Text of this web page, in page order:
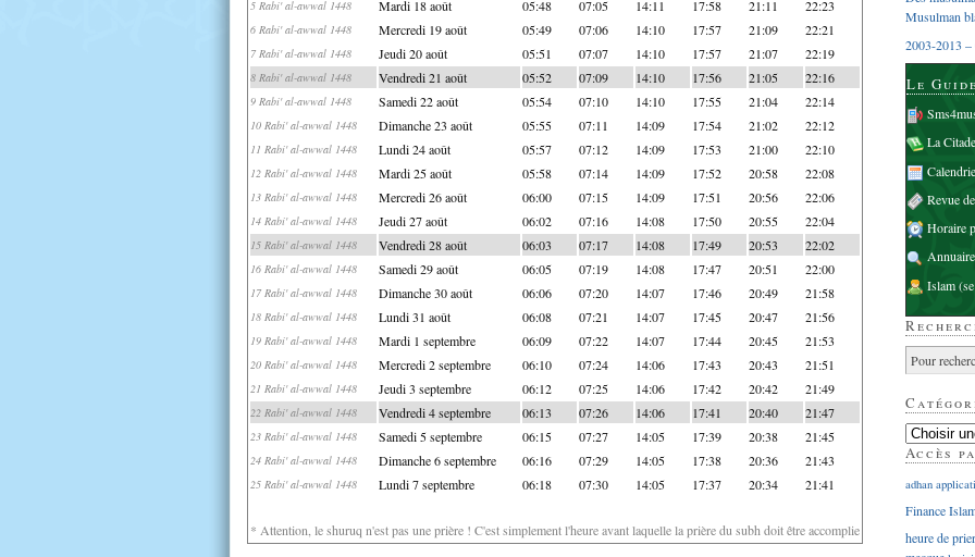
5 Rabi' al-awwal 1448 Mardi 18 août 05:48 07:05 14:11 17:58 21:11 22:23
6 Rabi' al-awwal 1448 Mercredi 19 août 05:49 07:06 14:10 17:57 21:09 22:21
7 Rabi' al-awwal 1448 Jeudi 20 août 05:51 07:07 14:10 17:57 21:07 22:19
8 Rabi' al-awwal 1448 Vendredi 21 août 05:52 07:09 14:10 17:56 21:05 22:16
9 Rabi' al-awwal 1448 Samedi 22 août 05:54 07:10 14:10 17:55 21:04 22:14
10 Rabi' al-awwal 1448 Dimanche 23 août 05:55 07:11 14:09 17:54 21:02 22:12
11 Rabi' al-awwal 1448 Lundi 24 août 05:57 07:12 14:09 17:53 21:00 22:10
12 Rabi' al-awwal 1448 Mardi 25 août 05:58 07:14 14:09 17:52 20:58 22:08
13 Rabi' al-awwal 1448 Mercredi 26 août 06:00 07:15 14:09 17:51 20:56 22:06
14 Rabi' al-awwal 1448 Jeudi 27 août 06:02 07:16 14:08 17:50 20:55 22:04
15 Rabi' al-awwal 1448 Vendredi 28 août 06:03 07:17 14:08 17:49 20:53 22:02
16 Rabi' al-awwal 1448 Samedi 29 août 06:05 07:19 14:08 17:47 20:51 22:00
17 Rabi' al-awwal 1448 Dimanche 30 août 06:06 07:20 14:07 17:46 20:49 21:58
18 Rabi' al-awwal 1448 Lundi 31 août 06:08 07:21 14:07 17:45 20:47 21:56
19 Rabi' al-awwal 1448 Mardi 1 septembre 06:09 07:22 14:07 17:44 20:45 21:53
20 Rabi' al-awwal 1448 Mercredi 2 septembre 06:10 07:24 14:06 17:43 20:43 21:51
21 Rabi' al-awwal 1448 Jeudi 3 septembre 06:12 07:25 14:06 17:42 20:42 21:49
22 Rabi' al-awwal 1448 Vendredi 4 septembre 06:13 07:26 14:06 17:41 20:40 21:47
23 Rabi' al-awwal 1448 Samedi 5 septembre 06:15 07:27 14:05 17:39 20:38 21:45
24 Rabi' al-awwal 1448 Dimanche 6 septembre 06:16 07:29 14:05 17:38 20:36 21:43
25 Rabi' al-awwal 1448 Lundi 7 septembre 06:18 07:30 14:05 17:37 20:34 21:41
* Attention, le shuruq n'est pas une prière ! C'est simplement l'heure avant laquelle la prière du subh doit être accomplie
Musulman
2003-2013 –
Le
La
Revue
Horaire
Islam
Accès
adhan
Finance
heure de